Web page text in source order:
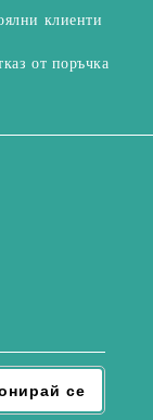
клиенти
от поръчка